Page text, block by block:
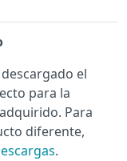
el
para la
Para
diferente,
.